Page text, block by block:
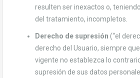
resulten ser inexactos o,
del tratamiento, incompletos.
Derecho de supresión (“el
derecho del Usuario, siempre
vigente no establezca lo
supresión de sus datos